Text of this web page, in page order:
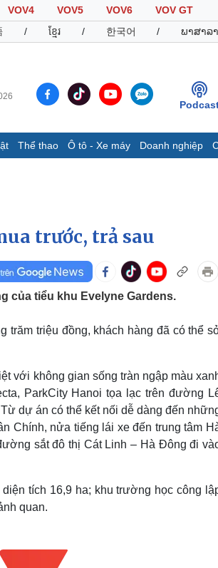
VOV4 VOV5 VOV6
VOV GT
/ ខ្មែរ / 한국어 / ພາສາລ
Thể thao Ô tô - Xe máy Doanh nghiệp
Infographic
Ô tô - Xe máy
Xe máy
Vì
Giải trí
Nghệ sĩ
Thời trang
Sao Việt
Du
Tư
Săn
check-
trước, trả sau
của tiểu khu Evelyne Gardens.
trăm triệu đồng, khách hàng đã có thể
với không gian sống tràn ngập màu
ParkCity Hanoi tọa lạc trên đường
dự án có thể kết nối dễ dàng đến
Chính, nửa tiếng lái xe đến trung tâm
sắt đô thị Cát Linh – Hà Đông đi
tích 16,9 ha; khu trường học công
quan.